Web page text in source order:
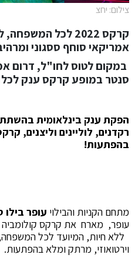
צילום: יחצ
קרקס 2022 לכל
אמריקאי סוחף ססגוני
במקום לטוס לחו"ל, דרום
סנטר במופע קרקס ענק
הפקת ענק בינלאומית
רקדנים, לוליינים וליצנים,
בהפתעות!
מתחם הקניות והבילויעופר בילו
עופר, מארח את קרקס קולומביה
ללא חיות, המיועד לכל
וירטואוזי, מרתק ומלא בהפתעות.